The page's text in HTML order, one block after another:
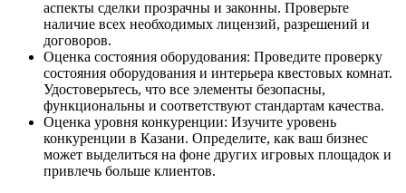
аспекты сделки прозрачны и законны. Проверьте
наличие всех необходимых лицензий, разрешений и
договоров.
Оценка состояния оборудования: Проведите проверку
состояния оборудования и интерьера квестовых комнат.
Удостоверьтесь, что все элементы безопасны,
функциональны и соответствуют стандартам качества.
Оценка уровня конкуренции: Изучите уровень
конкуренции в Казани. Определите, как ваш бизнес
может выделиться на фоне других игровых площадок и
привлечь больше клиентов.